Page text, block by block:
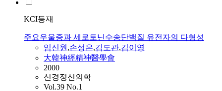
KCI등재
주요우울증과 세로토닌수송단백질 유전자의 다형성
임신원,손성은,김도관,김이영
大韓神經精神醫學會
2000
신경정신의학
Vol.39 No.1